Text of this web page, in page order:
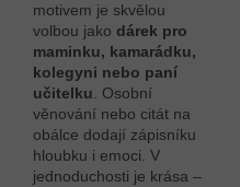
motivem je skvělou
volbou jako dárek pro
maminku, kamarádku,
kolegyni nebo paní
učitelku . Osobní
věnování nebo citát na
obálce dodají zápisníku
hloubku i emoci. V
jednoduchosti je krása –